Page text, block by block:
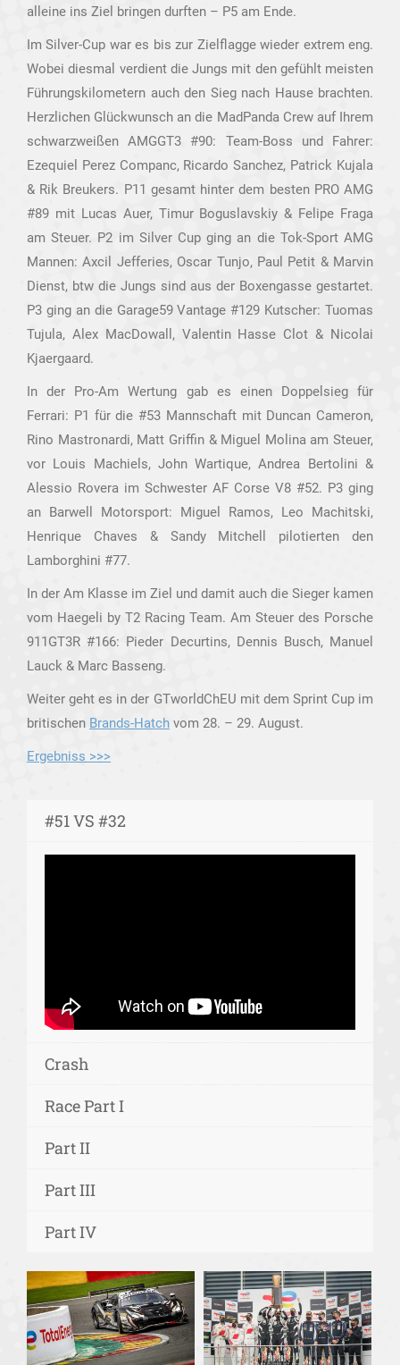
alleine ins Ziel bringen durften – P5 am Ende.
Im Silver-Cup war es bis zur Zielflagge wieder extrem eng.
Wobei diesmal verdient die Jungs mit den gefühlt meisten
Führungskilometern auch den Sieg nach Hause brachten.
Herzlichen Glückwunsch an die MadPanda Crew auf Ihrem
schwarzweißen AMGGT3 #90: Team-Boss und Fahrer:
Ezequiel Perez Companc, Ricardo Sanchez, Patrick Kujala
& Rik Breukers. P11 gesamt hinter dem besten PRO AMG
#89 mit Lucas Auer, Timur Boguslavskiy & Felipe Fraga
am Steuer. P2 im Silver Cup ging an die Tok-Sport AMG
Mannen: Axcil Jefferies, Oscar Tunjo, Paul Petit & Marvin
Dienst, btw die Jungs sind aus der Boxengasse gestartet.
P3 ging an die Garage59 Vantage #129 Kutscher: Tuomas
Tujula, Alex MacDowall, Valentin Hasse Clot & Nicolai
Kjaergaard.
In der Pro-Am Wertung gab es einen Doppelsieg für
Ferrari: P1 für die #53 Mannschaft mit Duncan Cameron,
Rino Mastronardi, Matt Griffin & Miguel Molina am Steuer,
vor Louis Machiels, John Wartique, Andrea Bertolini &
Alessio Rovera im Schwester AF Corse V8 #52. P3 ging
an Barwell Motorsport: Miguel Ramos, Leo Machitski,
Henrique Chaves & Sandy Mitchell pilotierten den
Lamborghini #77.
In der Am Klasse im Ziel und damit auch die Sieger kamen
vom Haegeli by T2 Racing Team. Am Steuer des Porsche
911GT3R #166: Pieder Decurtins, Dennis Busch, Manuel
Lauck & Marc Basseng.
Weiter geht es in der GTworldChEU mit dem Sprint Cup im
britischen Brands-Hatch vom 28. – 29. August.
Ergebniss >>>
#51 VS #32
Crash
Race Part I
Part II
Part III
Part IV